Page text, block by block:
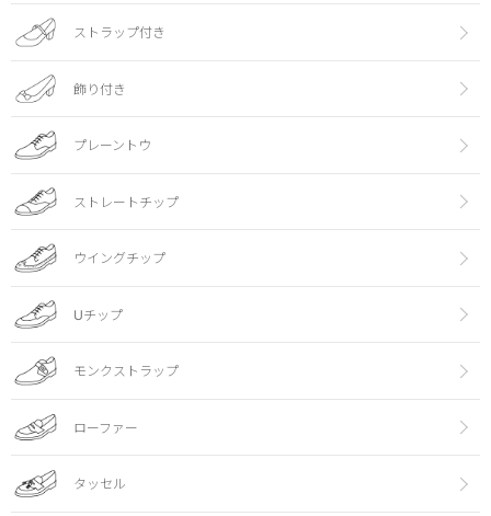
ストラップ付き
飾り付き
プレーントウ
ストレートチップ
ウイングチップ
Uチップ
モンクストラップ
ローファー
タッセル